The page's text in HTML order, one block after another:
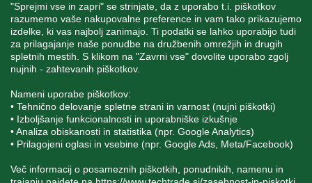
"Sprejmi vse in zapri" se strinjate, da z uporabo t.i. piškotkov
razumemo vaše nakupovalne preference in vam tako prikazujemo
izdelke, ki vas najbolj zanimajo. Ti podatki se lahko uporabijo tudi
za prilagajanje naše ponudbe na družbenih omrežjih in drugih
spletnih mestih. S klikom na "Zavrni vse" dovolite uporabo zgolj
nujnih - zahtevanih piškotkov.
Nameni uporabe piškotkov:
• Tehnično delovanje spletne strani in varnost (nujni piškotki)
• Izboljšanje funkcionalnosti in uporabniške izkušnje
• Analiza obiskanosti in statistika (npr. Google Analytics)
• Prilagojeni oglasi in vsebine (npr. Google Ads, Meta/Facebook)
Več informacij o posameznih piškotkih, ponudnikih, namenu in
STORITEV ZA STRANKE
SPREMLJAJTE NAS
Blatnica 8, 1236 Trzin